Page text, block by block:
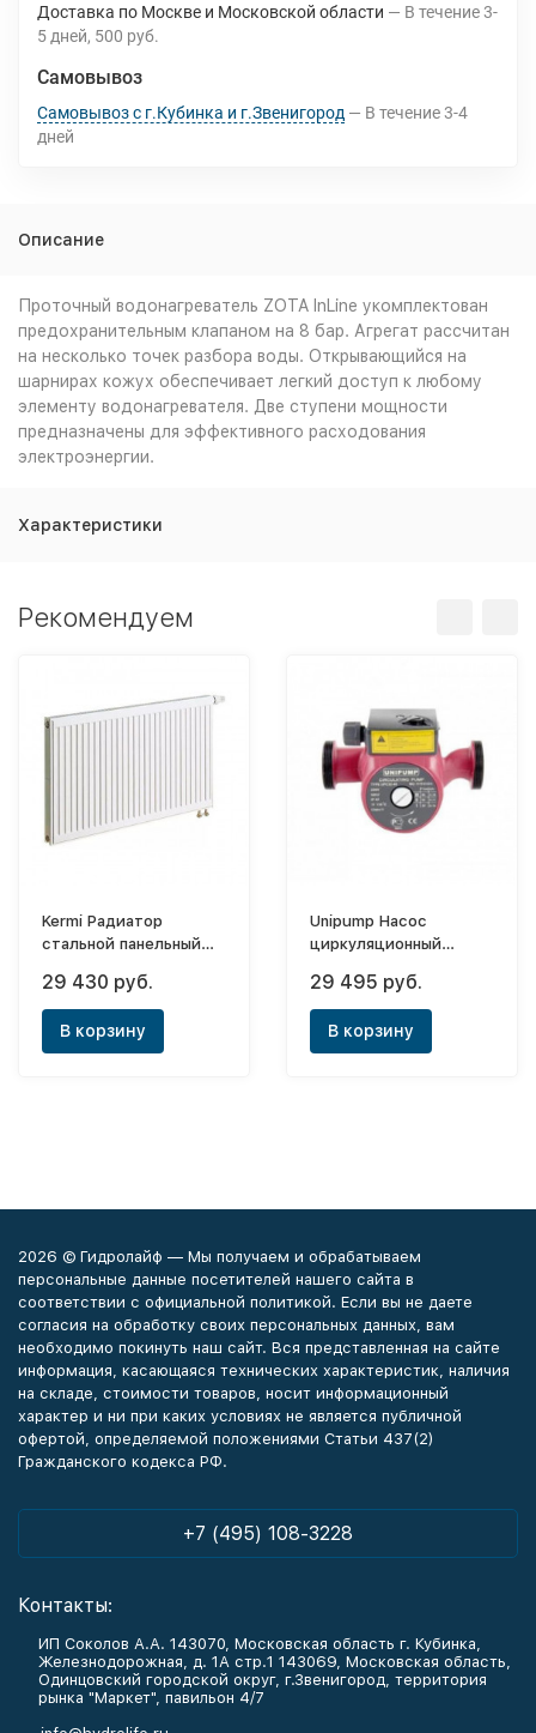
Доставка по Москве и Московской области В течение3-
5 дней 500 руб.
Самовывоз
Самовывоз с г.Кубинка и г.Звенигород В течение3-4
дней
Описание
Проточный водонагреватель ZOTA InLine укомплектован
предохранительным клапаном на 8 бар. Агрегат рассчитан
на несколько точек разбора воды. Открывающийся на
шарнирах кожух обеспечивает легкий доступ к любому
элементу водонагревателя. Две ступени мощности
предназначены для эффективного расходования
электроэнергии.
Характеристики
Рекомендуем
Kermi Радиатор
стальной панельный
12х500х2000
29 430 руб.
В корзину
Unipump Насос
циркуляционный
(220)
29 495 руб.
В корзину
2026 © Гидролайф — Мы получаем и обрабатываем
персональные данные посетителей нашего сайта в
соответствии с официальной политикой. Если вы не даете
согласия на обработку своих персональных данных, вам
необходимо покинуть наш сайт. Вся представленная на сайте
информация, касающаяся технических характеристик, наличия
на складе, стоимости товаров, носит информационный
характер и ни при каких условиях не является публичной
офертой, определяемой положениями Статьи 437(2)
Гражданского кодекса РФ.
+7 (495) 108-3228
Контакты:
ИП Соколов А.А. 143070, Московская область г. Кубинка,
Железнодорожная, д. 1А стр.1 143069, Московская область,
Одинцовский городской округ, г.Звенигород, территория
рынка "Маркет", павильон 4/7